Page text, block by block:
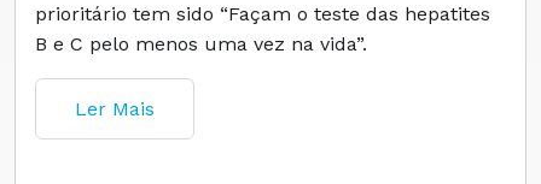
prioritário tem sido “Façam o teste das hepatites
B e C pelo menos uma vez na vida”.
Ler Mais